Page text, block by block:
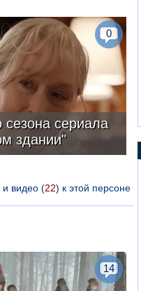
сезона сериала
здании"
0
видео (22) к этой персоне
14